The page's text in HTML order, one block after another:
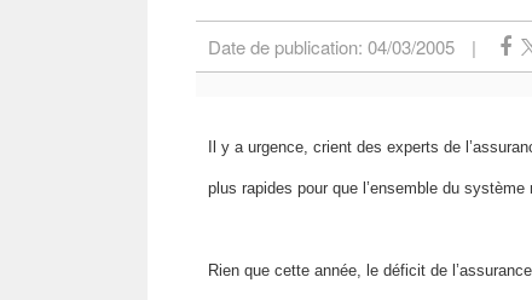
Date de publication: 04/03/2005 |
Il y a urgence, crient des experts de
plus rapides pour que l’ensemble du
Rien que cette année, le déficit de